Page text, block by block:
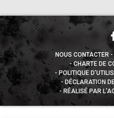
NOUS CONTACTER
CHARTE DE
POLITIQUE
DÉCLARATION
RÉALISÉ PAR